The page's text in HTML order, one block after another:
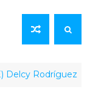
Rodríguez lideró